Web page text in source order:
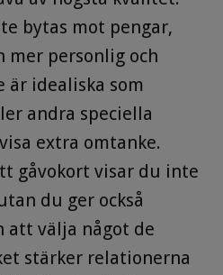
bytas mot pengar,
personlig och
är idealiska som
andra speciella
extra omtanke.
gåvokort visar du inte
du ger också
att välja något de
stärker relationerna